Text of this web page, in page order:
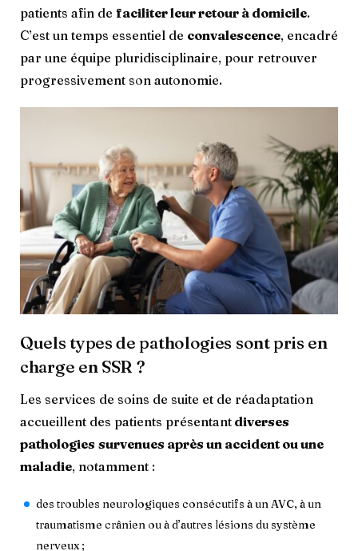
patients afin de faciliter leur retour à domicile.
C’est un temps essentiel de convalescence, encadré
par une équipe pluridisciplinaire, pour retrouver
progressivement son autonomie.
Quels types de pathologies sont pris en
charge en SSR ?
Les services de soins de suite et de réadaptation
accueillent des patients présentant diverses
pathologies survenues après un accident ou une
maladie, notamment :
des troubles neurologiques consécutifs à un AVC, à un
traumatisme crânien ou à d’autres lésions du système
nerveux ;